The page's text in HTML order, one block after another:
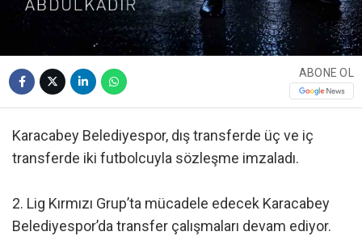
ABONE OL
Karacabey Belediyespor, dış transferde üç ve iç
transferde iki futbolcuyla sözleşme imzaladı.
2. Lig Kırmızı Grup’ta mücadele edecek Karacabey
Belediyespor’da transfer çalışmaları devam ediyor.